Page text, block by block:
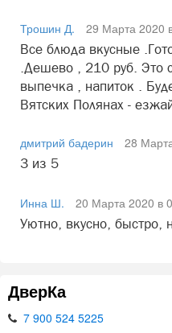
Трошин Д.
29 Марта 2020
Все блюда вкусные
.Дешево , 210 руб. Это
выпечка , напиток .
Вятских Полянах -
дмитрий бадерин
28
3 из 5
Инна Ш.
20 Марта 2020 в
Уютно, вкусно, быстро,
ДверКа
7 900 524 5225